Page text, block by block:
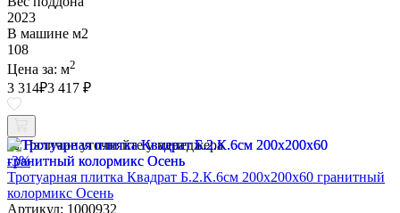
2023
В машине м2
108
Цена за: м2
3 314₽3 417 ₽
Наличие уточняйте у менеджера
-3%
Тротуарная плитка Квадрат Б.2.К.6см 200х200х60 гранитный
колормикс Осень
Артикул: 1000932